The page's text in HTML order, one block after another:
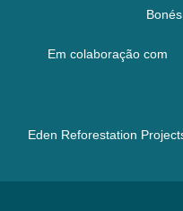
Em colaboração com
Eden Reforestation